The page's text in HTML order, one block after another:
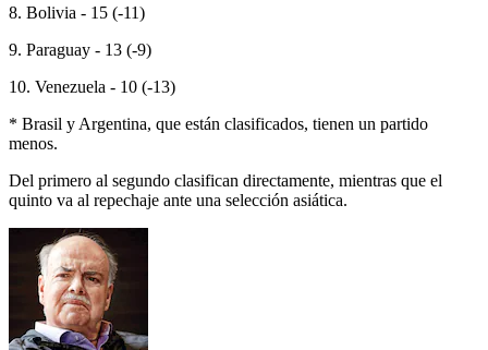
8. Bolivia - 15 (-11)
9. Paraguay - 13 (-9)
10. Venezuela - 10 (-13)
* Brasil y Argentina, que están clasificados, tienen un partido
menos.
Del primero al segundo clasifican directamente, mientras que el
quinto va al repechaje ante una selección asiática.